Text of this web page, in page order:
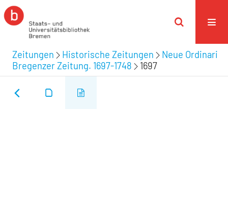
Zeitungen Historische Zeitungen
Neue Ordinari
Bregenzer Zeitung. 1697-1748
1697